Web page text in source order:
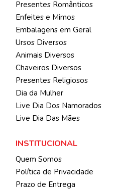
Presentes Românticos
Enfeites e Mimos
Embalagens em Geral
Ursos Diversos
Animais Diversos
Chaveiros Diversos
Presentes Religiosos
Dia da Mulher
Live Dia Dos Namorados
Live Dia Das Mães
INSTITUCIONAL
Quem Somos
Política de Privacidade
Prazo de Entrega